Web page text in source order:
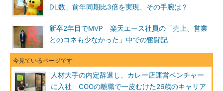
DL数」前年同期比3倍を実現、その手腕は？
新卒2年目でMVP 楽天エース社員の「売上、営業
とのコネも少なかった」中での奮闘記
人材大手の内定辞退し、カレー店運営ベンチャー
に入社 COOの離職で一皮むけた26歳のキャリア